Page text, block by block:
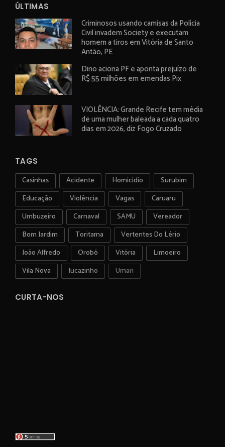
ÚLTIMAS
Criminosos usando camisas da Polícia
Civil invadem Society e executam
homem a tiros em Vitória de Santo
Antão, PE
Dino aciona PF e aponta prejuízo de
R$ 55 milhões em emendas Pix
VIOLÊNCIA: Grande Recife tem média
de uma mulher baleada a cada quatro
dias em 2026, diz Fogo Cruzado
TAGS
Casinhas Acidente Homicídio
Surubim
Educação
Violência Vagas
Caruaru
Umbuzeiro
Carnaval SAMU
Vereador
Bom Jardim
Toritama
Vertentes Do Lério
João Alfredo
Orobó Vitória
Limoeiro
Vila Nova
Jucazinho Umari
CURTA-NOS